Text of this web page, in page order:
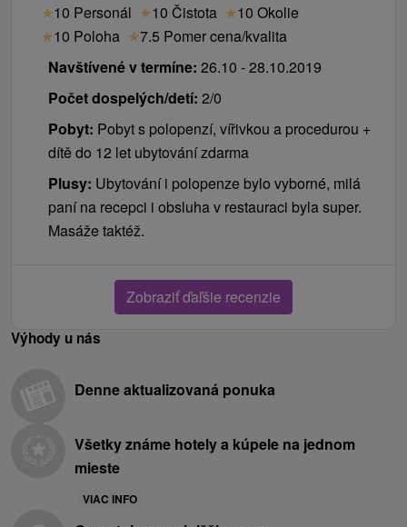
★10 Personál ★10 Čistota ★10 Okolie
★10 Poloha ★7.5 Pomer cena/kvalita
Navštívené v termíne: 26.10 - 28.10.2019
Počet dospelých/detí: 2/0
Pobyt: Pobyt s polopenzí, vířivkou a procedurou +
dítě do 12 let ubytování zdarma
Plusy: Ubytování i polopenze bylo vyborné, milá
paní na recepci i obsluha v restauraci byla super.
Masáže taktéž.
Zobraziť ďaľšie recenzie
Výhody u nás
Denne aktualizovaná ponuka
Všetky známe hotely a kúpele na jednom
mieste
VIAC INFO